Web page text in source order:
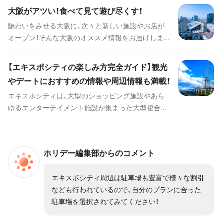
台にそんな女子旅にぴったりのスポットをジャンル
別にご紹介します。
大阪がアツい！食べて見て遊び尽くす！
賑わいをみせる大阪に、次々と新しい施設やお店が
オープン！そんな大阪のオススメ情報をお届けしま
出かけている人にも、おさえてもらいたいポイント
が盛り沢山です。デートや遊びのプランの参考にも
してみてください！
【エキスポシティの楽しみ方完全ガイド】観光
やデートにおすすめの情報や周辺情報も満載！
エキスポシティは、大型のショッピング施設やあら
ゆるエンターテイメント施設が集まった大型複合施
キーワード [keyword_link:REDEE（レディ
ー）|https://haveagood.holiday/articles/1421]
[keyword_link:VS PARK
|https://haveagood.holiday/articles/267]
[keyword_link:109シネマズ大阪エキスポシテ
ホリデー編集部からのコメント
エキスポシティ周辺は駐車場も豊富で様々な割引
なども行われているので、自分のプランに合った
駐車場を選択されてみてください！